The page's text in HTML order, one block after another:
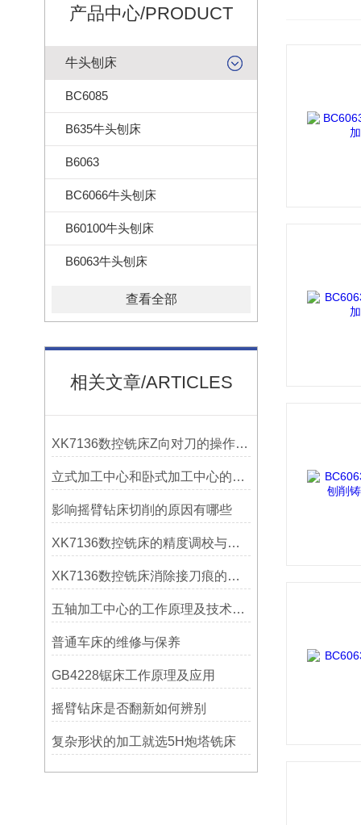
产品中心/PRODUCT
牛头刨床
BC6085
B635牛头刨床
B6063
BC6066牛头刨床
B60100牛头刨床
B6063牛头刨床
查看全部
相关文章/ARTICLES
XK7136数控铣床Z向对刀的操作方法
立式加工中心和卧式加工中心的区别
影响摇臂钻床切削的原因有哪些
XK7136数控铣床的精度调校与性能优化
XK7136数控铣床消除接刀痕的操作
五轴加工中心的工作原理及技术优势
普通车床的维修与保养
GB4228锯床工作原理及应用
摇臂钻床是否翻新如何辨别
复杂形状的加工就选5H炮塔铣床